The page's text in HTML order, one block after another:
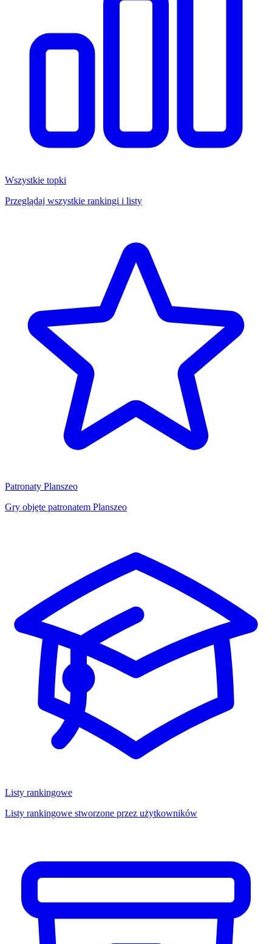
Wszystkie topki
Przeglądaj wszystkie rankingi i listy
Patronaty Planszeo
Gry objęte patronatem Planszeo
Listy rankingowe
Listy rankingowe stworzone przez użytkowników